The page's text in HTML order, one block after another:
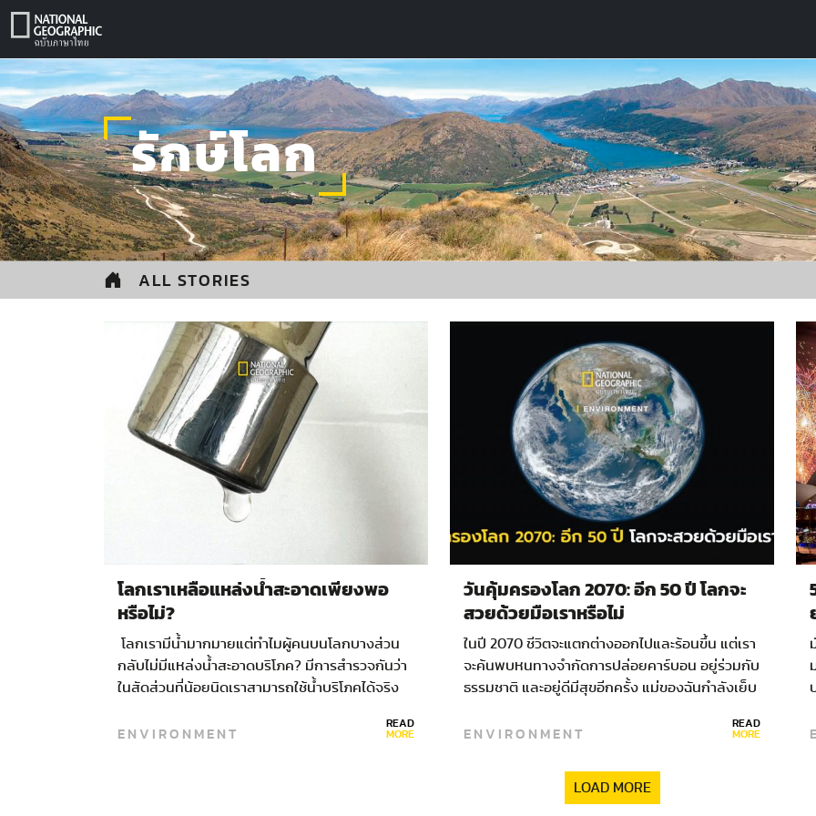
Skip
รักษ์โลก
ALL STORIES
โลกเราเหลือแหล่งน้ำสะอาดเพียงพอ
หรือไม่?
โลกเรามีน้ำมากมายแต่ทำไมผู้คนบนโลกบางส่วน
กลับไม่มีแหล่งน้ำสะอาดบริโภค? มีการสำรวจกันว่า
ในสัดส่วนที่น้อยนิดเราสามารถใช้น้ำบริโภคได้จริง
มลภาวะในปัจจุบันยิ่งทำให้น้ำสะอาดลดน้อยลงไปอีก
ENVIRONMENT READ
MORE
วันคุ้มครองโลก 2070: อีก 50 ปี โลกจะ
สวยด้วยมือเราหรือไม่
ในปี 2070 ชีวิตจะแตกต่างออกไปและร้อนขึ้น แต่เรา
จะค้นพบหนทางจำกัดการปล่อยคาร์บอน อยู่ร่วมกับ
ธรรมชาติ และอยู่ดีมีสุขอีกครั้ง แม่ของฉันกำลังเย็บ
พลิ้วสีเขียวอ่อน…
ENVIRONMENT READ
MORE
LOAD MORE